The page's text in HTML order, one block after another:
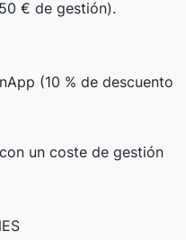
€ de gestión).
(10 % de descuento
un coste de gestión